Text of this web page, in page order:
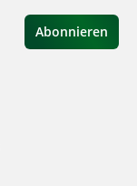
Abonnieren